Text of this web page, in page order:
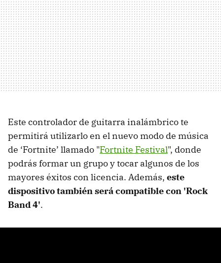
Este controlador de guitarra inalámbrico te
permitirá utilizarlo en el nuevo modo de música
de ‘Fortnite’ llamado "Fortnite Festival", donde
podrás formar un grupo y tocar algunos de los
mayores éxitos con licencia. Además, este
dispositivo también será compatible con 'Rock
Band 4'.